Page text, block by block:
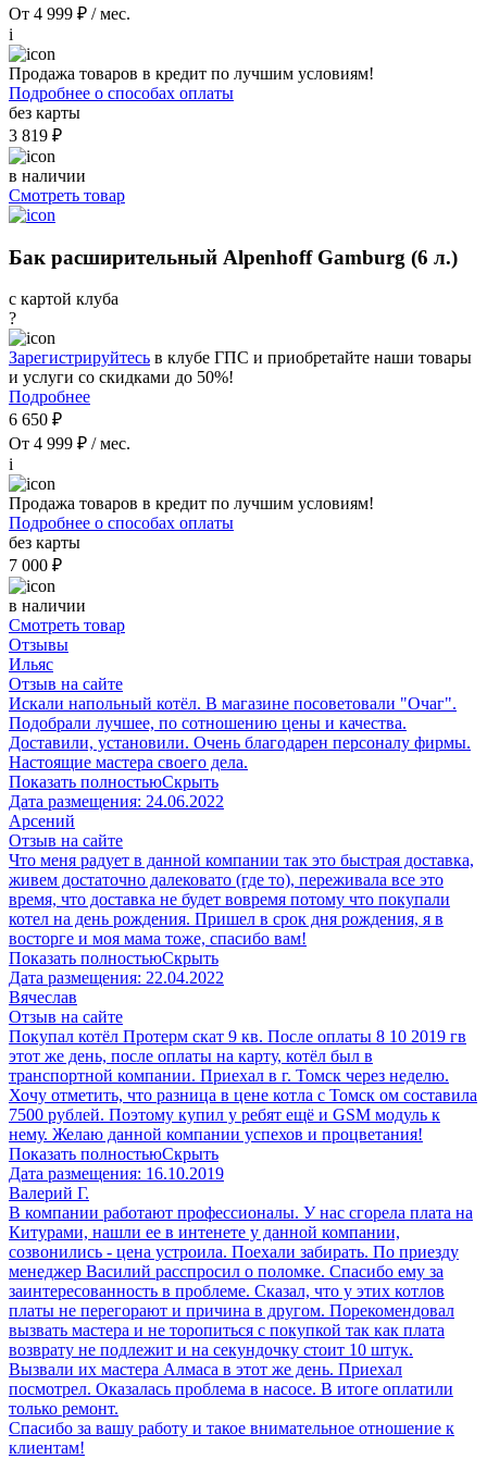
От 4 999 ₽ / мес.
i
Продажа товаров в кредит по лучшим условиям!
Подробнее о способах оплаты
без карты
3 819 ₽
в наличии
Смотреть товар
Бак расширительный Alpenhoff Gamburg (6 л.)
с картой клуба
?
Зарегистрируйтесь в клубе ГПС и приобретайте наши товары
и услуги со скидками до 50%!
Подробнее
6 650 ₽
От 4 999 ₽ / мес.
i
Продажа товаров в кредит по лучшим условиям!
Подробнее о способах оплаты
без карты
7 000 ₽
в наличии
Смотреть товар
Отзывы
Ильяс
Отзыв на сайте
Искали напольный котёл. В магазине посоветовали "Очаг".
Подобрали лучшее, по сотношению цены и качества.
Доставили, установили. Очень благодарен персоналу фирмы.
Настоящие мастера своего дела.
Показать полностьюСкрыть
Дата размещения: 24.06.2022
Арсений
Отзыв на сайте
Что меня радует в данной компании так это быстрая доставка,
живем достаточно далековато (где то), переживала все это
время, что доставка не будет вовремя потому что покупали
котел на день рождения. Пришел в срок дня рождения, я в
восторге и моя мама тоже, спасибо вам!
Показать полностьюСкрыть
Дата размещения: 22.04.2022
Вячеслав
Отзыв на сайте
Покупал котёл Протерм скат 9 кв. После оплаты 8 10 2019 гв
этот же день, после оплаты на карту, котёл был в
транспортной компании. Приехал в г. Томск через неделю.
Хочу отметить, что разница в цене котла с Томск ом составила
7500 рублей. Поэтому купил у ребят ещё и GSM модуль к
нему. Желаю данной компании успехов и процветания!
Показать полностьюСкрыть
Дата размещения: 16.10.2019
Валерий Г.
В компании работают профессионалы. У нас сгорела плата на
Китурами, нашли ее в интенете у данной компании,
созвонились - цена устроила. Поехали забирать. По приезду
менеджер Василий расспросил о поломке. Спасибо ему за
заинтересованность в проблеме. Сказал, что у этих котлов
платы не перегорают и причина в другом. Порекомендовал
вызвать мастера и не торопиться с покупкой так как плата
возврату не подлежит и на секундочку стоит 10 штук.
Вызвали их мастера Алмаса в этот же день. Приехал
посмотрел. Оказалась проблема в насосе. В итоге оплатили
только ремонт.
Спасибо за вашу работу и такое внимательное отношение к
клиентам!